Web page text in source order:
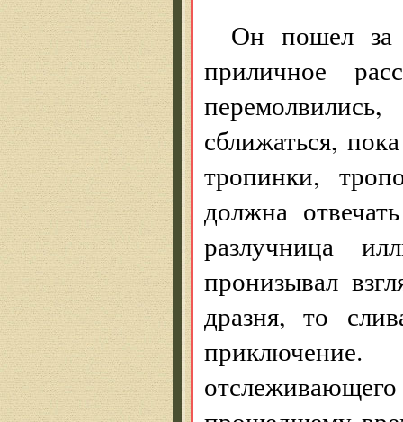
Он пошел за
приличное
сближаться,
тропинки,
должна
разлучница
пронизывал
дразня, то